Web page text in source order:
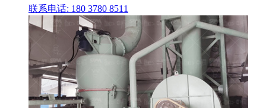
联系电话: 180 3780 8511